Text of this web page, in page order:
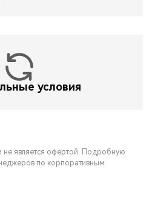
условия
является офертой. Подробную
по корпоративным